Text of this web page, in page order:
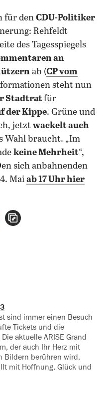
für den CDU-Politiker
Rehfeldt
des Tagesspiegels
an
ab (CP vom
steht nun
Stadtratfür
der Kippe. Grüne und
jetztwackelt auch
Wahl braucht. „Im
keine Mehrheit“,
sich anbahnenden
Maiab 17 Uhr hier
teilen
per E-Mail teilen
sind immer einen Besuch
Tickets und die
aktuelle ARISE Grand
der auch Ihr Herz mit
Bildern berühren wird.
mit Hoffnung, Glück und